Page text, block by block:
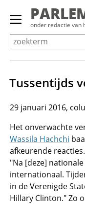
Overslaan
Primair
menu
tonen/verbergen
onder redactie van
Tussentijds
29 januari 2016
Het onverwachte
Wassila Hachchi
afkeurende
"Na [deze]
internationaal.
in de Verenigde
Hillary Clinton." Zo